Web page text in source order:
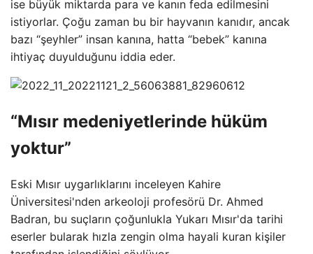
ise büyük miktarda para ve kanın feda edilmesini
istiyorlar. Çoğu zaman bu bir hayvanın kanıdır, ancak
bazı “şeyhler” insan kanına, hatta “bebek” kanına
ihtiyaç duyulduğunu iddia eder.
“Mısır medeniyetlerinde hüküm
yoktur”
Eski Mısır uygarlıklarını inceleyen Kahire
Üniversitesi'nden arkeoloji profesörü Dr. Ahmed
Badran, bu suçların çoğunlukla Yukarı Mısır'da tarihi
eserler bularak hızla zengin olma hayali kuran kişiler